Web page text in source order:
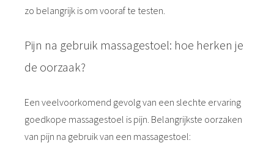
zo belangrijk is om vooraf te testen.
Pijn na gebruik massagestoel: hoe herken je
de oorzaak?
Een veelvoorkomend gevolg van een slechte ervaring
goedkope massagestoel is pijn. Belangrijkste oorzaken
van pijn na gebruik van een massagestoel: